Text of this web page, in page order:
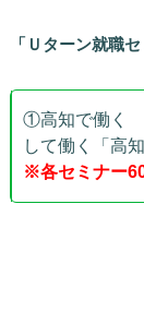
「Ｕターン就職
①高知で働く
して働く「高
※各セミナー